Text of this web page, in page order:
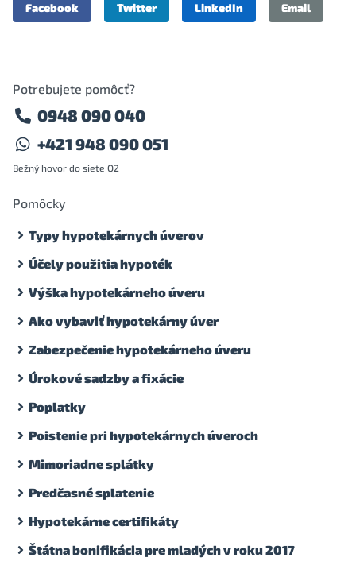
Facebook Twitter LinkedIn Email
Potrebujete pomôcť?
0948 090 040
+421 948 090 051
Bežný hovor do siete O2
Pomôcky
Typy hypotekárnych úverov
Účely použitia hypoték
Výška hypotekárneho úveru
Ako vybaviť hypotekárny úver
Zabezpečenie hypotekárneho úveru
Úrokové sadzby a fixácie
Poplatky
Poistenie pri hypotekárnych úveroch
Mimoriadne splátky
Predčasné splatenie
Hypotekárne certifikáty
Štátna bonifikácia pre mladých v roku 2017